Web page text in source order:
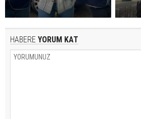
HABERE YORUM KAT